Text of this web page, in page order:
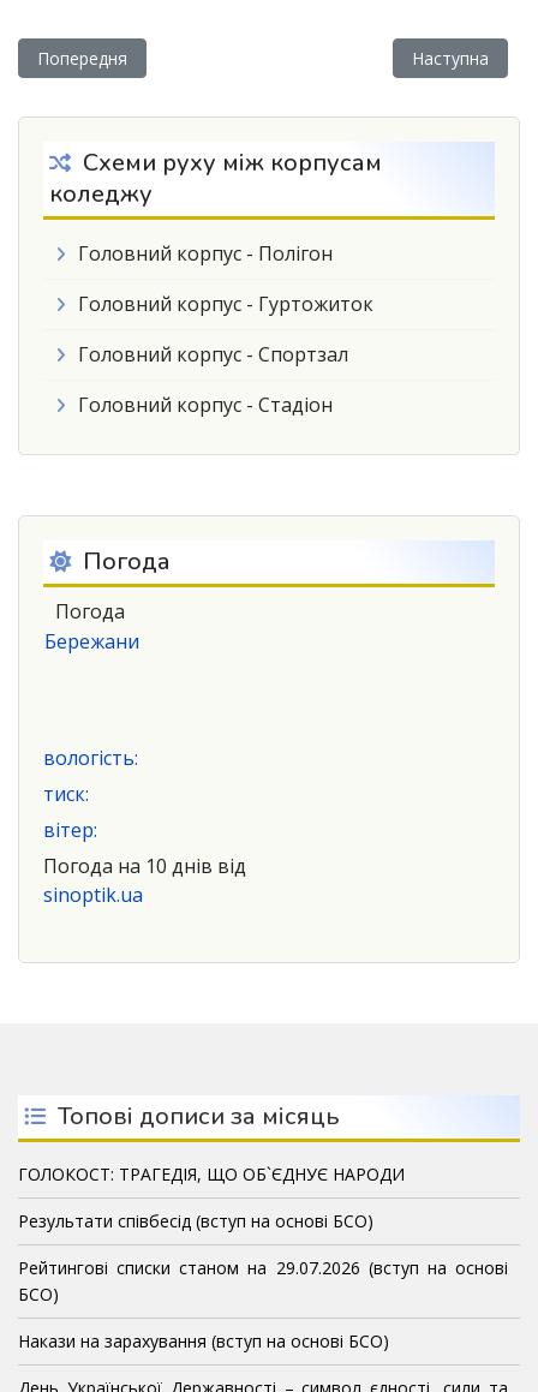
Попередня стаття: ВІТАННЯ З ДНЕМ НАРОДЖЕННЯ!
Попередня Наступна
Наступна
Схеми руху між корпусам
коледжу
Головний корпус - Полігон
Головний корпус - Гуртожиток
Головний корпус - Спортзал
Головний корпус - Стадіон
Погода
Погода
Бережани
вологість:
тиск:
вітер:
Погода на 10 днів від
sinoptik.ua
Топові дописи за місяць
ГОЛОКОСТ: ТРАГЕДІЯ, ЩО ОБ`ЄДНУЄ НАРОДИ
Результати співбесід (вступ на основі БСО)
Рейтингові списки станом на 29.07.2026 (вступ на основі
БСО)
Накази на зарахування (вступ на основі БСО)